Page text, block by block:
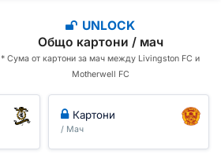
UNLOCK
Общо картони / мач
* Сума от картони за мач между Livingston FC и
Motherwell FC
Картони
/ Мач